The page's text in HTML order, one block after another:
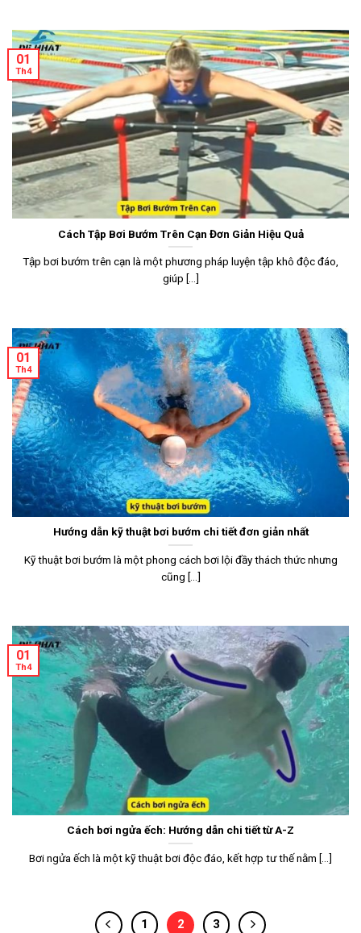
Cách Tập Bơi Bướm Trên Cạn Đơn Giản Hiệu Quả
Tập bơi bướm trên cạn là một phương pháp luyện tập khô độc đáo,
giúp [...]
01
Th4
Hướng dẫn kỹ thuật bơi bướm chi tiết đơn giản nhất
Kỹ thuật bơi bướm là một phong cách bơi lội đầy thách thức nhưng
cũng [...]
01
Th4
Cách bơi ngửa ếch: Hướng dẫn chi tiết từ A-Z
Bơi ngửa ếch là một kỹ thuật bơi độc đáo, kết hợp tư thế nằm [...]
01
Th4
1 2 3